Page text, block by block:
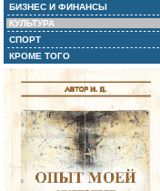
БИЗНЕС И ФИНАНСЫ
КУЛЬТУРА
СПОРТ
КРОМЕ ТОГО